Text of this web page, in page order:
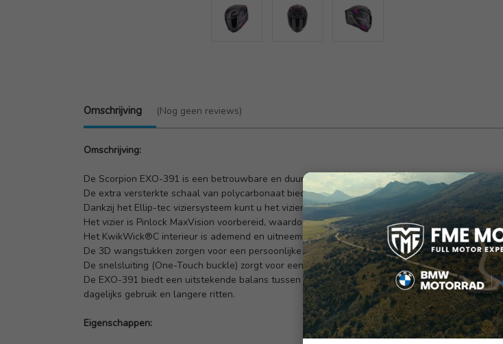
Omschrijving (Nog geen reviews)
Omschrijving:
De Scorpion EXO-391 is een betrouwbare en duurzame helm die veiligheid en comfort
De extra versterkte schaal van polycarbonaat biedt solide bescherming, terwijl het lichte
Dankzij het Ellip-tec viziersysteem kunt u het vizier eenvoudig en snel wisselen, altijd goed
Het vizier is Pinlock MaxVision voorbereid, waardoor condensvorming wordt tegengegaan en
Het KwikWick®C interieur is ademend en uitneembaar voor eenvoudige reiniging.
De 3D wangstukken zorgen voor een persoonlijke pasvorm, en de KwikFit™ wangstukken
De snelsluiting (One-Touch buckle) zorgt voor een veilige en eenvoudige bevestiging.
De EXO-391 biedt een uitstekende balans tussen veiligheid, comfort en gebruiksgemak, en is
dagelijks gebruik en langere ritten.
Eigenschappen: